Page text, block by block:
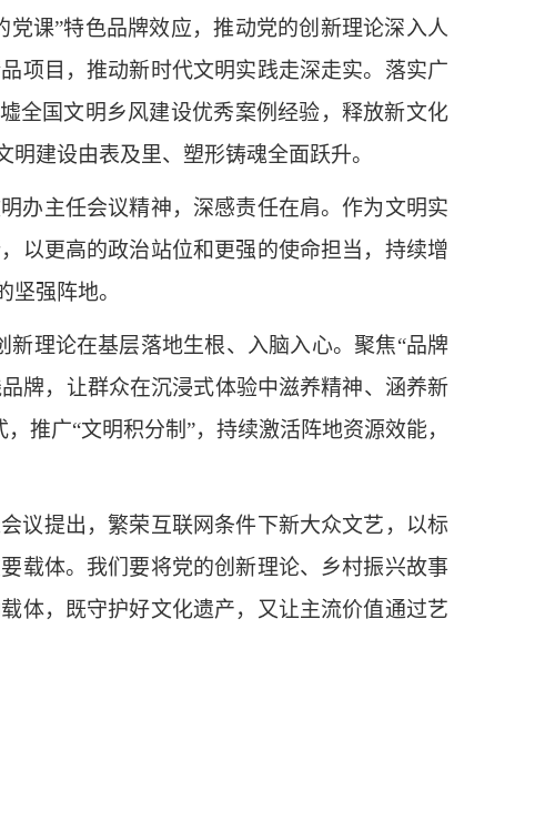
课”特色品牌效应，推动党的创新理论深入人
项目，推动新时代文明实践走深走实。落实广
全国文明乡风建设优秀案例经验，释放新文化
建设由表及里、塑形铸魂全面跃升。
主任会议精神，深感责任在肩。作为文明实
以更高的政治站位和更强的使命担当，持续增
强阵地。
理论在基层落地生根、入脑入心。聚焦“品牌
牌，让群众在沉浸式体验中滋养精神、涵养新
推广“文明积分制”，持续激活阵地资源效能，
提出，繁荣互联网条件下新大众文艺，以标
载体。我们要将党的创新理论、乡村振兴故事
体，既守护好文化遗产，又让主流价值通过艺